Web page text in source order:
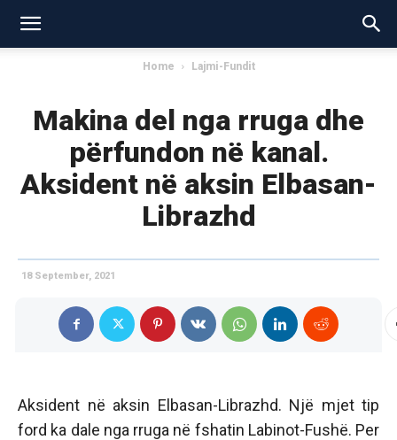
Home Lajmi-Fundit
Makina del nga rruga dhe
përfundon në kanal.
Aksident në aksin Elbasan-
Librazhd
18 September, 2021
Aksident në aksin Elbasan-Librazhd. Një mjet tip
ford ka dale nga rruga në fshatin Labinot-Fushë. Per